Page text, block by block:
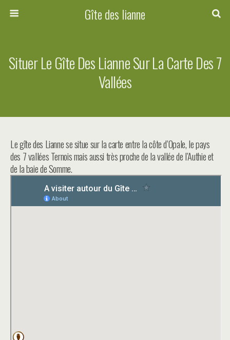
Gîte des lianne
Situer Le Gîte Des Lianne Sur La Carte Des 7
Vallées
Le gîte des Lianne se situe sur la carte entre la côte d’Opale, le pays
des 7 vallées Ternois mais aussi très proche de la vallée de l’Authie et
de la baie de Somme.